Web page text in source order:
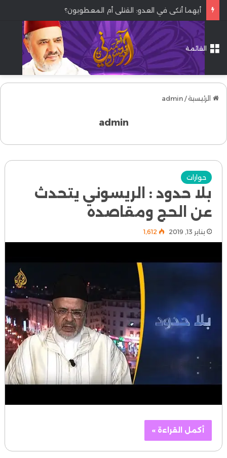
أيهما أنكى في العدو: القتلى أم المعطوبون؟
القائمة
الرئيسية/
admin
admin
حوارات
بلا حدود : الريسوني يتحدث
عن الحج ومقاصده
يناير 13, 2019 1٬612
أكمل القراءة »